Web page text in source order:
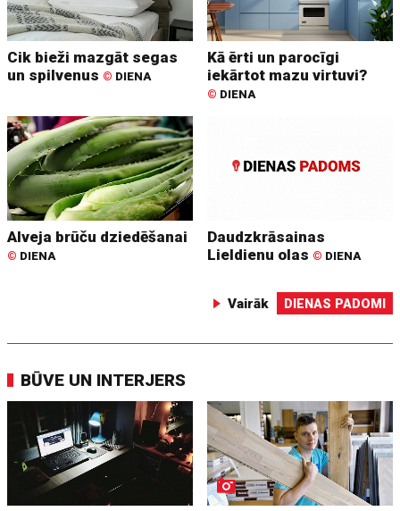
Cik bieži mazgāt segas
un spilvenus © DIENA
Kā ērti un parocīgi
iekārtot mazu virtuvi?
© DIENA
Alveja brūču dziedēšanai
© DIENA
Daudzkrāsainas
Lieldienu olas © DIENA
Vairāk DIENAS PADOMI
BŪVE UN INTERJERS